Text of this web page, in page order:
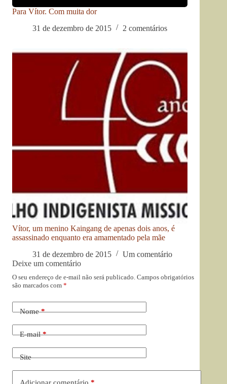
Para Vítor. Com muita dor
31 de dezembro de 2015
2 comentários
Vítor, um menino Kaingang de apenas dois anos, é
assassinado enquanto era amamentado pela mãe
31 de dezembro de 2015
Um comentário
Deixe um comentário
O seu endereço de e-mail não será publicado. Campos obrigatórios
são marcados com *
Nome*
E-mail*
Site